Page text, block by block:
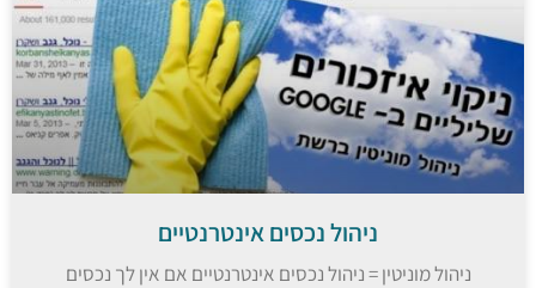
ניהול נכסים אינטרנטיים
ניהול מוניטין = ניהול נכסים אינטרנטיים אם אין לך נכסים